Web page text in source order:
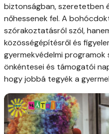
biztonságban, szeretetben
nőhessenek fel. A
szórakoztatásról szól,
közösségépítésről és
gyermekvédelmi
önkéntesei és támogatói
hogy jobbá tegyék a